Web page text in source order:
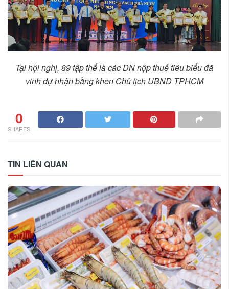
Tại hội nghị, 89 tập thể là các DN nộp thuế tiêu biểu đã
vinh dự nhận bằng khen Chủ tịch UBND TPHCM
0
SHARES
TIN LIÊN QUAN